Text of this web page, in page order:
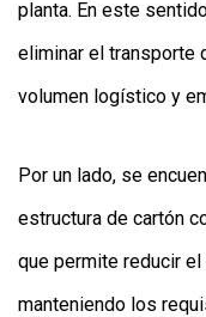
planta. En este
eliminar el transporte
volumen logístico y
Por un lado, se
estructura de cartón
que permite reducir
manteniendo los